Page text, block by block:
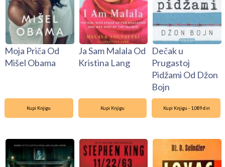
Moja Priča Od
Mišel Obama
Ja Sam Malala Od
Kristina Lang
Dečak u
Prugastoj
Pidžami Od Džon
Bojn
Kupi Knjigu Kupi Knjigu Kupi Knjigu - 1,089 din